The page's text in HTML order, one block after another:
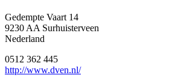
Gedempte Vaart 14
9230 AA Surhuisterveen
Nederland
0512 362 445
http://www.dven.nl/